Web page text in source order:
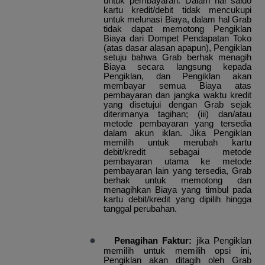
kartu kredit/debit tidak mencukupi
untuk melunasi Biaya, dalam hal Grab
tidak dapat memotong Pengiklan
Biaya dari Dompet Pendapatan Toko
(atas dasar alasan apapun), Pengiklan
setuju bahwa Grab berhak menagih
Biaya secara langsung kepada
Pengiklan, dan Pengiklan akan
membayar semua Biaya atas
pembayaran dan jangka waktu kredit
yang disetujui dengan Grab sejak
diterimanya tagihan; (iii) dan/atau
metode pembayaran yang tersedia
dalam akun iklan. Jika Pengiklan
memilih untuk merubah kartu
debit/kredit sebagai metode
pembayaran utama ke metode
pembayaran lain yang tersedia, Grab
berhak untuk memotong dan
menagihkan Biaya yang timbul pada
kartu debit/kredit yang dipilih hingga
tanggal perubahan.
● Penagihan Faktur: jika Pengiklan
memilih untuk memilih opsi ini,
Pengiklan akan ditagih oleh Grab